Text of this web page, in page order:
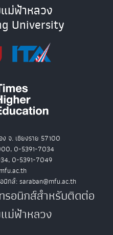
ม่ฟ้าหลวง
University
จ. เชียงราย 57100
0-5391-7034
0-5391-7049
นิกส์: saraban@mfu.ac.th
รอนิกส์สำหรับติดต่อ
ม่ฟ้าหลวง